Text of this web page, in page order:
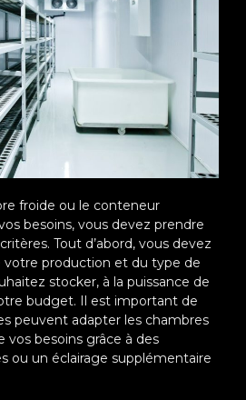
froide ou le conteneur
besoins, vous devez prendre
Tout d’abord, vous devez
votre production et du type de
stocker, à la puissance de
budget. Il est important de
peuvent adapter les chambres
vos besoins grâce à des
ou un éclairage supplémentaire